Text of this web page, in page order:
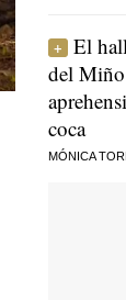
El
del
coca
MÓNICA